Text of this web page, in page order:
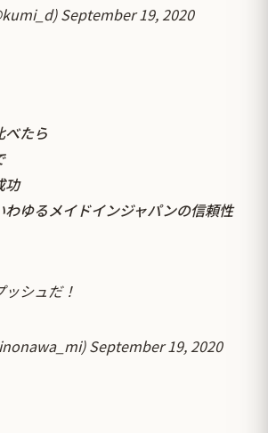
September 19, 2020
べたら
功
わゆるメイドインジャパンの信頼性
シュだ！
September 19, 2020